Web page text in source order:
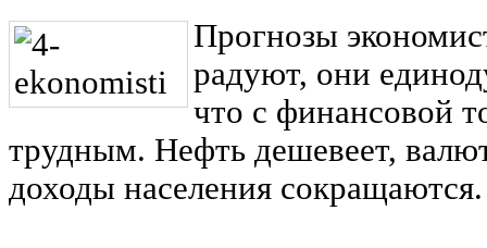
Прогнозы
радуют, они
что с финансовой
трудным. Нефть дешевеет,
доходы населения сокращаются.